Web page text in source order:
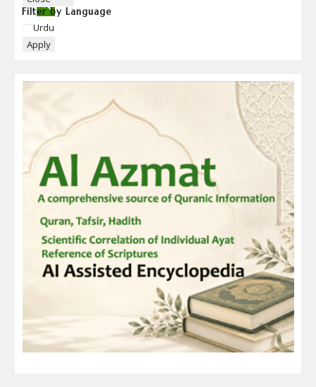
Filter by Language
Language
Urdu
Apply